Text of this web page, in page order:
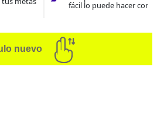
fácil lo puede hacer con
nuevo